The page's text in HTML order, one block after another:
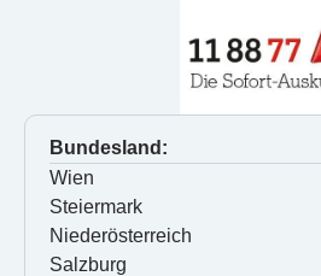
Bundesland:
Wien
Steiermark
Niederösterreich
Salzburg